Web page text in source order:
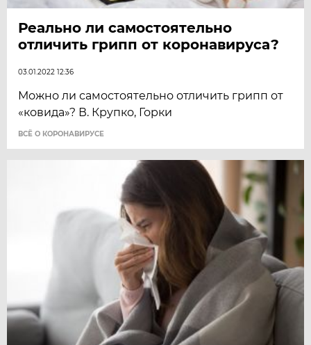
Реально ли самостоятельно
отличить грипп от коронавируса?
03.01.2022 12:36
Можно ли самостоятельно отличить грипп от
«ковида»? В. Крупко, Горки
ВСЁ О КОРОНАВИРУСЕ